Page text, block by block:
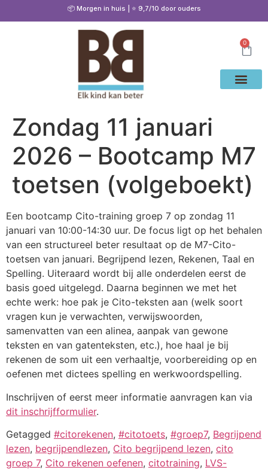
📦 Morgen in huis | ⭐ 9,7/10 door ouders
0
Zondag 11 januari
2026 – Bootcamp M7
toetsen (volgeboekt)
Een bootcamp Cito-training groep 7 op zondag 11
januari van 10:00-14:30 uur. De focus ligt op het behalen
van een structureel beter resultaat op de M7-Cito-
toetsen van januari. Begrijpend lezen, Rekenen, Taal en
Spelling. Uiteraard wordt bij alle onderdelen eerst de
basis goed uitgelegd. Daarna beginnen we met het
echte werk: hoe pak je Cito-teksten aan (welk soort
vragen kun je verwachten, verwijswoorden,
samenvatten van een alinea, aanpak van gewone
teksten en van gatenteksten, etc.), hoe haal je bij
rekenen de som uit een verhaaltje, voorbereiding op en
oefenen met dictees spelling en werkwoordspelling.
Inschrijven of eerst meer informatie aanvragen kan via
dit inschrijfformulier.
Getagged #citorekenen, #citotoets, #groep7, Begrijpend
lezen, begrijpendlezen, Cito begrijpend lezen, cito
groep 7, Cito rekenen oefenen, citotraining, LVS-